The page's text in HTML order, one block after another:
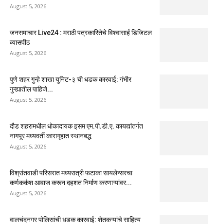
August 5, 2026
जनसमाचार Live24 : मराठी पत्रकारितेचे विश्वासार्ह डिजिटल
व्यासपीठ
August 5, 2026
पुणे शहर गुन्हे शाखा युनिट-३ ची धडक कारवाई: गंभीर
गुन्ह्यातील पाहिजे...
August 5, 2026
दौड शहरामधील धोकादायक इसम एम.पी.डी.ए. कायद्यांतर्गत
नागपूर मध्यवर्ती कारागृहात स्थानबद्ध
August 5, 2026
विश्रांतवाडी परिसरात मध्यरात्री फटाका सायलेन्सरचा
कर्णकर्कश आवाज करून दहशत निर्माण करणाऱ्यांवर...
August 5, 2026
वालचंदनगर पोलिसांची धडक कारवाई: शेतकऱ्यांचे साहित्य